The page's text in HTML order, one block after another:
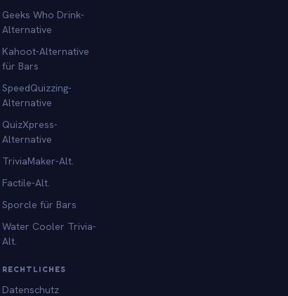
Geeks Who Drink-
Alternative
Kahoot-Alternative
für Bars
SpeedQuizzing-
Alternative
QuizXpress-
Alternative
TriviaMaker-Alt.
Factile-Alt.
Sporcle für Bars
Water Cooler Trivia-
Alt.
RECHTLICHES
Datenschutz